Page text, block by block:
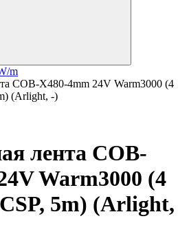
m
COB-X480-4mm 24V Warm3000 (4
(Arlight, -)
лента COB-
Warm3000 (4
5m) (Arlight,